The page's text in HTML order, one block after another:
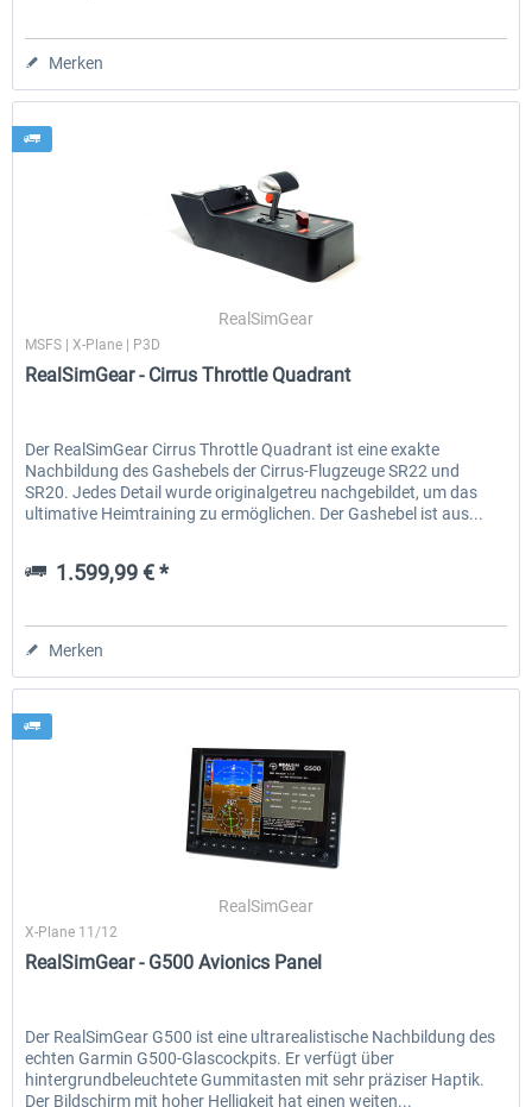
Merken
RealSimGear
MSFS | X-Plane | P3D
RealSimGear - Cirrus Throttle Quadrant
Der RealSimGear Cirrus Throttle Quadrant ist eine exakte
Nachbildung des Gashebels der Cirrus-Flugzeuge SR22 und
SR20. Jedes Detail wurde originalgetreu nachgebildet, um das
ultimative Heimtraining zu ermöglichen. Der Gashebel ist aus...
1.599,99 € *
Merken
RealSimGear
X-Plane 11/12
RealSimGear - G500 Avionics Panel
Der RealSimGear G500 ist eine ultrarealistische Nachbildung des
echten Garmin G500-Glascockpits. Er verfügt über
hintergrundbeleuchtete Gummitasten mit sehr präziser Haptik.
Der Bildschirm mit hoher Helligkeit hat einen weiten...